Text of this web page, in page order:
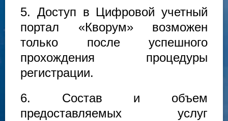
5. Доступ в Цифровой учетный
портал «Кворум» возможен
только после успешного
прохождения процедуры
регистрации.
6. Состав и объем
предоставляемых услуг